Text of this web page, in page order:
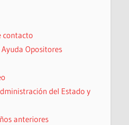
contacto
Opositores
del Estado y
anteriores